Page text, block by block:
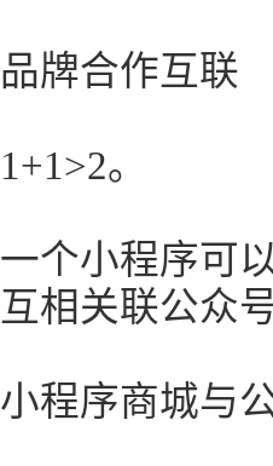
品牌合作互联
1+1>2。
一个小程序可
互相关联公众
小程序商城与